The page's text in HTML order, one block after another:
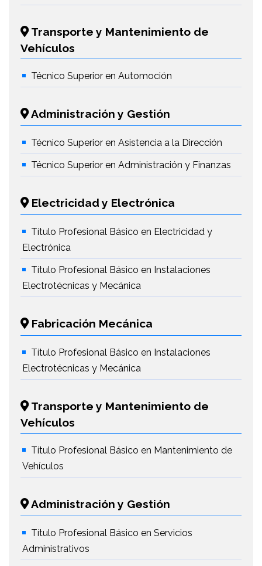
Transporte y Mantenimiento de
Vehículos
Técnico Superior en Automoción
Administración y Gestión
Técnico Superior en Asistencia a la Dirección
Técnico Superior en Administración y Finanzas
Electricidad y Electrónica
Título Profesional Básico en Electricidad y
Electrónica
Título Profesional Básico en Instalaciones
Electrotécnicas y Mecánica
Fabricación Mecánica
Título Profesional Básico en Instalaciones
Electrotécnicas y Mecánica
Transporte y Mantenimiento de
Vehículos
Título Profesional Básico en Mantenimiento de
Vehículos
Administración y Gestión
Título Profesional Básico en Servicios
Administrativos